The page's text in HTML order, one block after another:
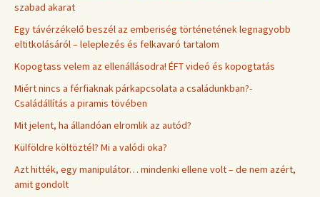
szabad akarat
Egy távérzékelő beszél az emberiség történetének legnagyobb
eltitkolásáról – leleplezés és felkavaró tartalom
Kopogtass velem az ellenállásodra! ÉFT videó és kopogtatás
Miért nincs a férfiaknak párkapcsolata a családunkban?-
Családállítás a piramis tövében
Mit jelent, ha állandóan elromlik az autód?
Külföldre költöztél? Mi a valódi oka?
Azt hitték, egy manipulátor… mindenki ellene volt – de nem azért,
amit gondolt